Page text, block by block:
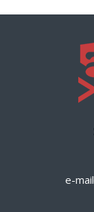
e-